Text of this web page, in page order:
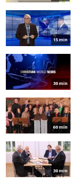
15 min
30 min
60 min
30 min